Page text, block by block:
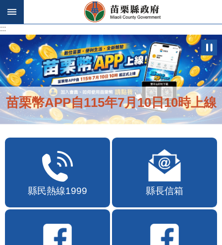
跳到主要內容區塊
:::
苗栗幣APP自115年7月10日10時上線
縣民熱線1999 縣長信箱